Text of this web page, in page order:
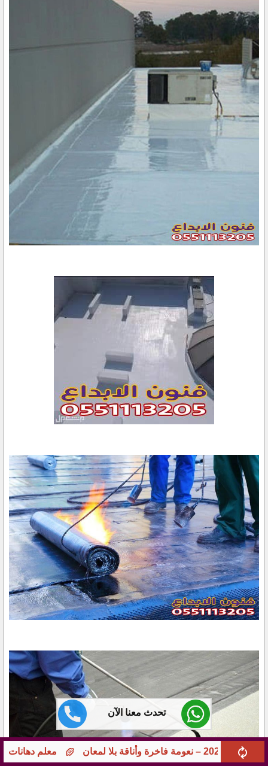
تحدث معنا الآن
معلم دهانات جوامع ومؤسسات بجدة – تشطيبات راقية 0551113205